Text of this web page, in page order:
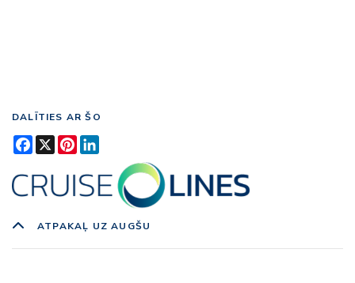
DALĪTIES AR ŠO
Facebook
X Pinterest
ATPAKAĻ UZ AUGŠU